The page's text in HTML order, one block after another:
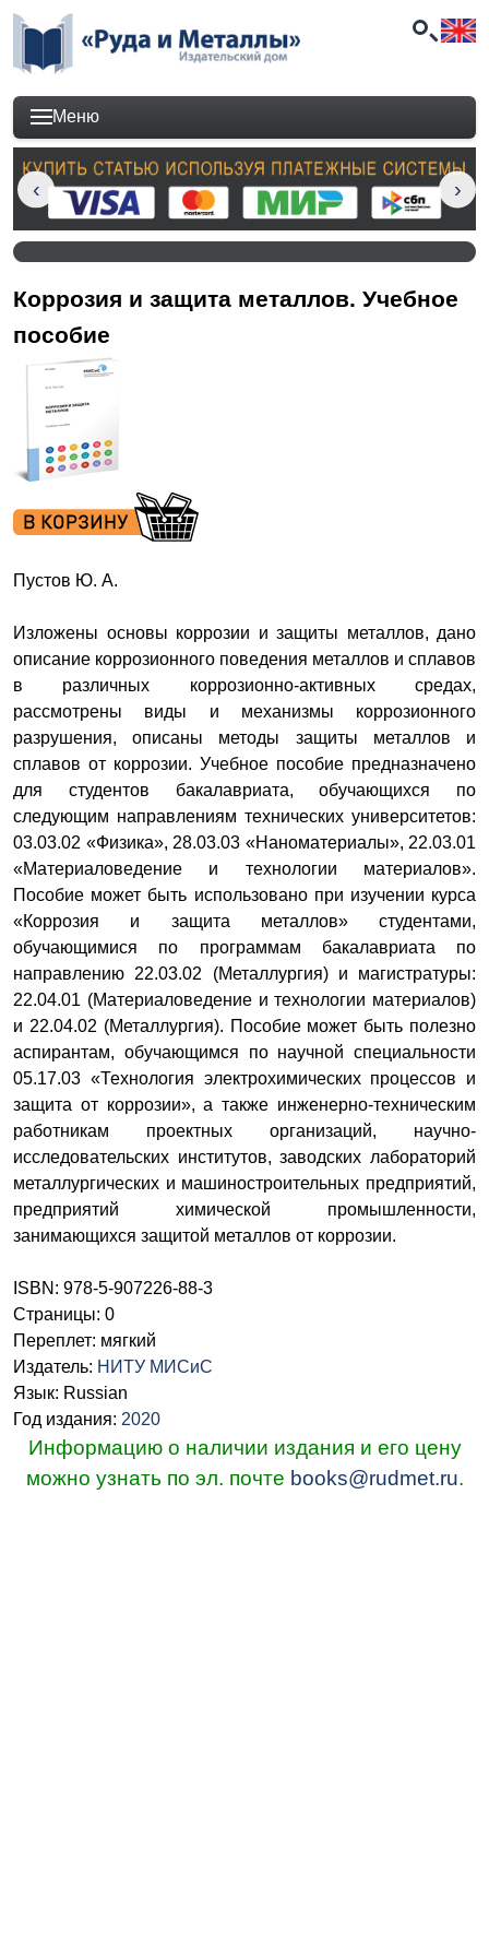
Меню
Коррозия и защита металлов. Учебное
пособие
Пустов Ю. А.
Изложены основы коррозии и защиты металлов, дано
описание коррозионного поведения металлов и сплавов
в различных коррозионно-активных средах,
рассмотрены виды и механизмы коррозионного
разрушения, описаны методы защиты металлов и
сплавов от коррозии. Учебное пособие предназначено
для студентов бакалавриата, обучающихся по
следующим направлениям технических университетов:
03.03.02 «Физика», 28.03.03 «Наноматериалы», 22.03.01
«Материаловедение и технологии материалов».
Пособие может быть использовано при изучении курса
«Коррозия и защита металлов» студентами,
обучающимися по программам бакалавриата по
направлению 22.03.02 (Металлургия) и магистратуры:
22.04.01 (Материаловедение и технологии материалов)
и 22.04.02 (Металлургия). Пособие может быть полезно
аспирантам, обучающимся по научной специальности
05.17.03 «Технология электрохимических процессов и
защита от коррозии», а также инженерно-техническим
работникам проектных организаций, научно-
исследовательских институтов, заводских лабораторий
металлургических и машиностроительных предприятий,
предприятий химической промышленности,
занимающихся защитой металлов от коррозии.
ISBN: 978-5-907226-88-3
Страницы: 0
Переплет: мягкий
Издатель: НИТУ МИСиС
Язык: Russian
Год издания: 2020
Информацию о наличии издания и его цену
можно узнать по эл. почте books@rudmet.ru.